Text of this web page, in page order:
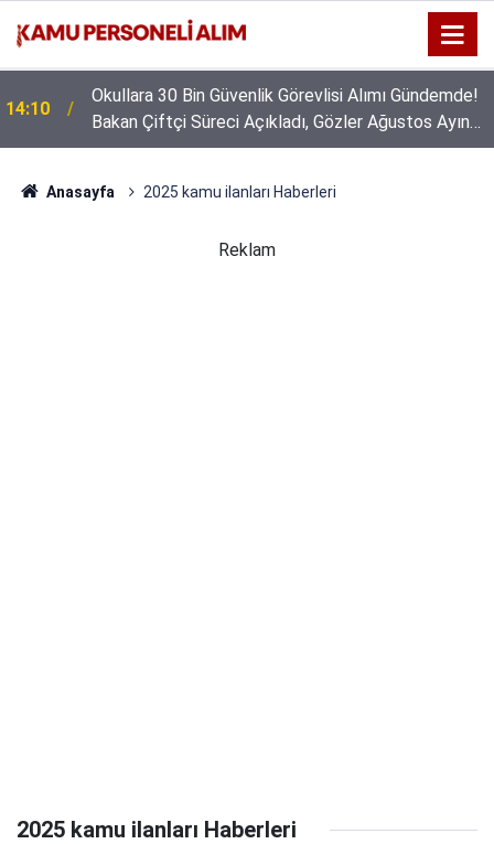
14:10
Okullara 30 Bin Güvenlik Görevlisi Alımı Gündemde!
Bakan Çiftçi Süreci Açıkladı, Gözler Ağustos Ayına
Çevrildi
Anasayfa 2025 kamu ilanları Haberleri
Reklam
2025 kamu ilanları Haberleri